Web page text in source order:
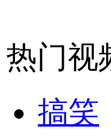
热门视
搞笑